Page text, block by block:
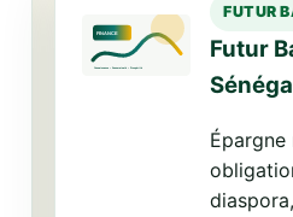
FUTUR
Futur
Épargne